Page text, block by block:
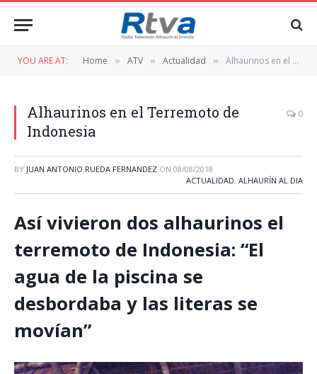
YOU ARE AT: Home » ATV » Actualidad » Alhaurinos en el Terremoto de Indonesia
Alhaurinos en el Terremoto de
Indonesia
0
BY JUAN ANTONIO RUEDA FERNANDEZ ON 08/08/2018
ACTUALIDAD, ALHAURÍN AL DIA
Así vivieron dos alhaurinos el
terremoto de Indonesia: “El
agua de la piscina se
desbordaba y las literas se
movían”